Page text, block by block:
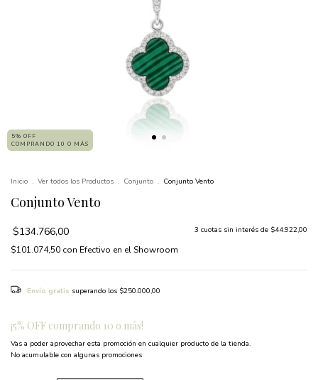
5% OFF
COMPRANDO 10 O MÁS
Inicio . Ver todos los Productos . Conjunto . Conjunto Vento
Conjunto Vento
$134.766,00 3 cuotas sin interés de $44.922,00
$101.074,50 con Efectivo en el Showroom
Envío gratis superando los $250.000,00
¡5% OFF comprando 10 o más!
Vas a poder aprovechar esta promoción en cualquier producto de la tienda.
No acumulable con algunas promociones